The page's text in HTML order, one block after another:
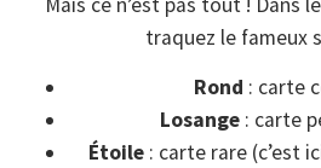
traquez le fameux
Rond : carte
Losange: carte
Étoile : carte rare (c’est